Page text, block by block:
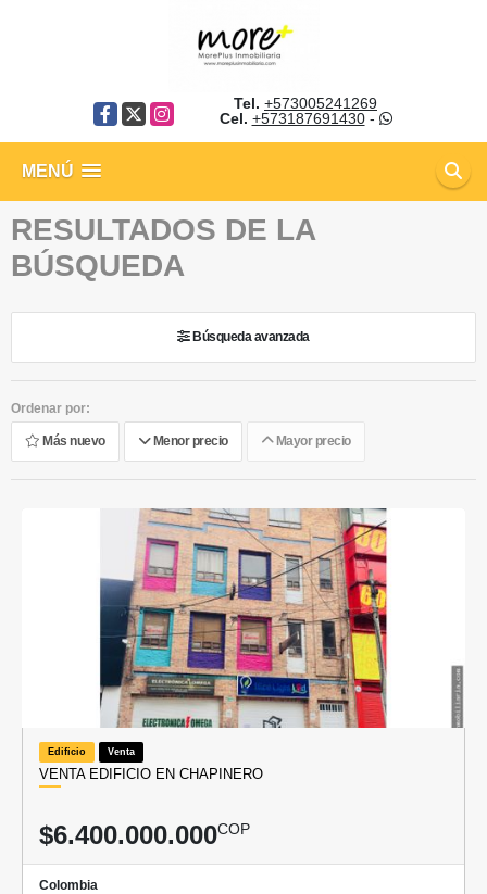
Facebook
X Instagram
Tel. +573005241269
Cel. +573187691430-
MENÚ
RESULTADOS DE LA
BÚSQUEDA
Búsqueda avanzada
Ordenar por:
Más nuevo Menor precio Mayor precio
Edificio Venta
VENTA EDIFICIO EN CHAPINERO
$6.400.000.000COP
Colombia